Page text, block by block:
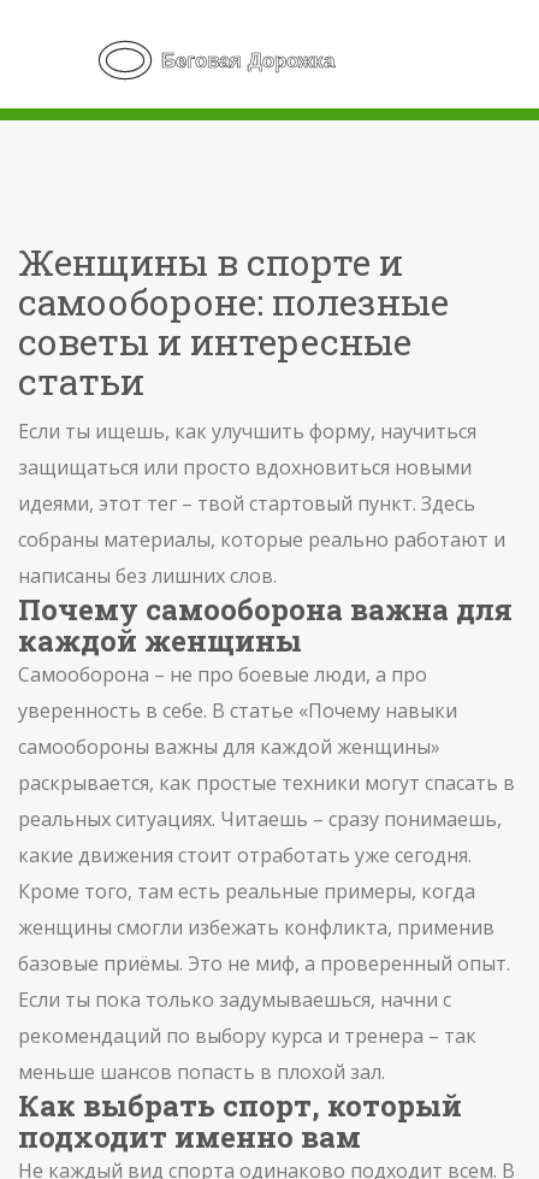
Женщины в спорте и
самообороне: полезные
советы и интересные
статьи
Если ты ищешь, как улучшить форму, научиться
защищаться или просто вдохновиться новыми
идеями, этот тег – твой стартовый пункт. Здесь
собраны материалы, которые реально работают и
написаны без лишних слов.
Почему самооборона важна для
каждой женщины
Самооборона – не про боевые люди, а про
уверенность в себе. В статье «Почему навыки
самообороны важны для каждой женщины»
раскрывается, как простые техники могут спасать в
реальных ситуациях. Читаешь – сразу понимаешь,
какие движения стоит отработать уже сегодня.
Кроме того, там есть реальные примеры, когда
женщины смогли избежать конфликта, применив
базовые приёмы. Это не миф, а проверенный опыт.
Если ты пока только задумываешься, начни с
рекомендаций по выбору курса и тренера – так
меньше шансов попасть в плохой зал.
Как выбрать спорт, который
подходит именно вам
Не каждый вид спорта одинаково подходит всем. В